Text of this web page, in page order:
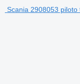
Scania 2908053